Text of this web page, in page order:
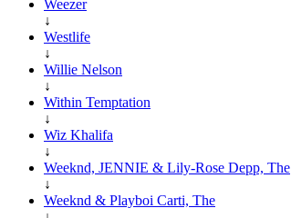
Weezer
↓
Westlife
↓
Willie Nelson
↓
Within Temptation
↓
Wiz Khalifa
↓
Weeknd, JENNIE & Lily-Rose Depp, The
↓
Weeknd & Playboi Carti, The